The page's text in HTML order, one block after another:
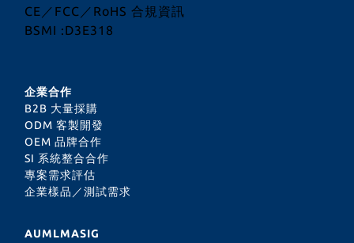
CE／FCC／RoHS 合規資訊
BSMI :D3E318
企業合作
B2B 大量採購
ODM 客製開發
OEM 品牌合作
SI 系統整合合作
專案需求評估
企業樣品／測試需求
AUMLMASIG